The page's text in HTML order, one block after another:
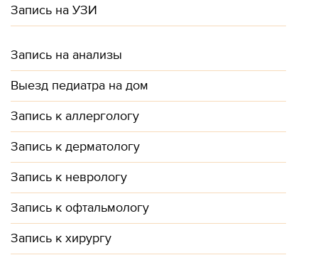
Запись на УЗИ
Запись на анализы
Выезд педиатра на дом
Запись к аллергологу
Запись к дерматологу
Запись к неврологу
Запись к офтальмологу
Запись к хирургу